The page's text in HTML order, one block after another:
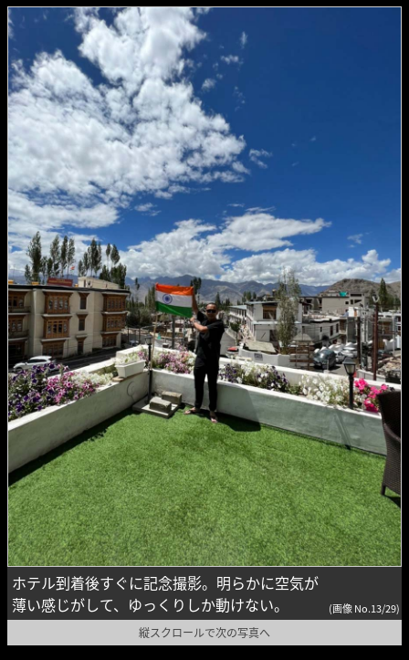
ホテル到着後すぐに記念撮影。明らかに空気が
薄い感じがして、ゆっくりしか動けない。
(画像 No.13/29)
縦スクロールで次の写真へ